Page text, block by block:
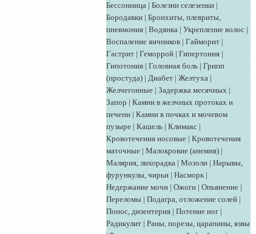
Бессонница | Болезни селезенки |
Бородавки | Бронхиты, плевриты,
пневмония | Водянка | Укрепление волос |
Воспаление яичников | Гайморит |
Гастрит | Геморрой | Гипертония |
Гипотония | Головная боль | Грипп
(простуда) | Диабет | Желтуха |
Желчегонные | Задержка месячных |
Запор | Камни в желчных протоках и
печени | Камни в почках и мочевом
пузыре | Кашель | Климакс |
Кровотечения носовые | Кровотечения
маточные | Малокровие (анемия) |
Малярия, лихорадка | Мозоли | Нарывы,
фурункулы, чирьи | Насморк |
Недержание мочи | Ожоги | Опьянение |
Переломы | Подагра, отложение солей |
Понос, дизентерия | Потение ног |
Радикулит | Раны, порезы, царапины, язвы